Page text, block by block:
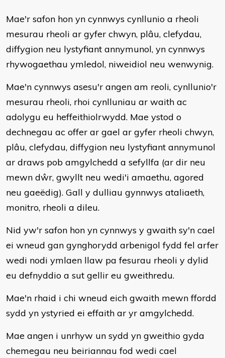
Mae'r safon hon yn cynnwys cynllunio a rheoli
mesurau rheoli ar gyfer chwyn, plâu, clefydau,
diffygion neu lystyfiant annymunol, yn cynnwys
rhywogaethau ymledol, niweidiol neu wenwynig.
Mae'n cynnwys asesu'r angen am reoli, cynllunio'r
mesurau rheoli, rhoi cynlluniau ar waith ac
adolygu eu heffeithiolrwydd. Mae ystod o
dechnegau ac offer ar gael ar gyfer rheoli chwyn,
plâu, clefydau, diffygion neu lystyfiant annymunol
ar draws pob amgylchedd a sefyllfa (ar dir neu
mewn dŵr, gwyllt neu wedi'i amaethu, agored
neu gaeëdig). Gall y dulliau gynnwys ataliaeth,
monitro, rheoli a dileu.
Nid yw'r safon hon yn cynnwys y gwaith sy'n cael
ei wneud gan gynghorydd arbenigol fydd fel arfer
wedi nodi ymlaen llaw pa fesurau rheoli y dylid
eu defnyddio a sut gellir eu gweithredu.
Mae'n rhaid i chi wneud eich gwaith mewn ffordd
sydd yn ystyried ei effaith ar yr amgylchedd.
Mae angen i unrhyw un sydd yn gweithio gyda
chemegau neu beiriannau fod wedi cael